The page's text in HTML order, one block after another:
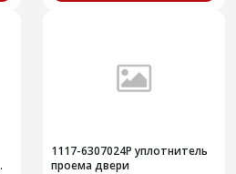
1117-6307024Р уплотнитель
проема двери